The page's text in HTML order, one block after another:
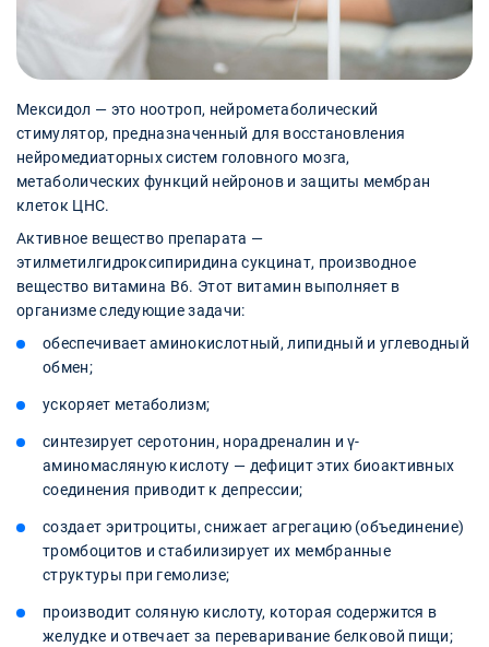
Мексидол — это ноотроп, нейрометаболический
стимулятор, предназначенный для восстановления
нейромедиаторных систем головного мозга,
метаболических функций нейронов и защиты мембран
клеток ЦНС.
Активное вещество препарата —
этилметилгидроксипиридина сукцинат, производное
вещество витамина B6. Этот витамин выполняет в
организме следующие задачи:
обеспечивает аминокислотный, липидный и углеводный
обмен;
ускоряет метаболизм;
синтезирует серотонин, норадреналин и γ-
аминомасляную кислоту — дефицит этих биоактивных
соединения приводит к депрессии;
создает эритроциты, снижает агрегацию (объединение)
тромбоцитов и стабилизирует их мембранные
структуры при гемолизе;
производит соляную кислоту, которая содержится в
желудке и отвечает за переваривание белковой пищи;